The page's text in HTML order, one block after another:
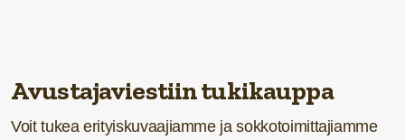
Avustajaviestiin tukikauppa
Voit tukea erityiskuvaajiamme ja sokkotoimittajiamme